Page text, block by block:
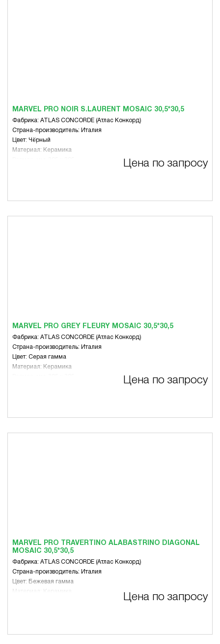
MARVEL PRO NOIR S.LAURENT MOSAIC 30,5*30,5
Фабрика: ATLAS CONCORDE (Атлас Конкорд)
Страна-производитель: Италия
Цвет: Чёрный
Материал: Керамика
Цена по запросу
MARVEL PRO GREY FLEURY MOSAIC 30,5*30,5
Фабрика: ATLAS CONCORDE (Атлас Конкорд)
Страна-производитель: Италия
Цвет: Серая гамма
Материал: Керамика
Цена по запросу
MARVEL PRO TRAVERTINO ALABASTRINO DIAGONAL
MOSAIC 30,5*30,5
Фабрика: ATLAS CONCORDE (Атлас Конкорд)
Страна-производитель: Италия
Цвет: Бежевая гамма
Материал: Керамика
Цена по запросу